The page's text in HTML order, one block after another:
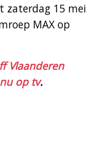
zaterdag 15 mei
MAX op
Vlaanderen
op tv.